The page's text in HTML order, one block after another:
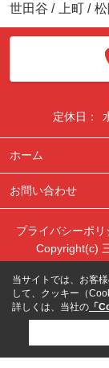
世田谷 / 上町 /
定休日：
ホーム
お問い合わせ
プライバシーポリ
Copyright(c)
当サイトでは、お客
して、クッキー（
詳しくは、当社の 「